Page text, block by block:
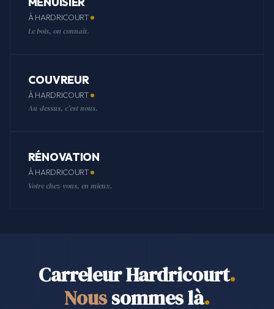
À HARDRICOURT
Le bois, on connaît.
COUVREUR
À HARDRICOURT
Au-dessus, c'est nous.
RÉNOVATION
À HARDRICOURT
Votre chez-vous, en mieux.
Carreleur Hardricourt.
Noussommes là.